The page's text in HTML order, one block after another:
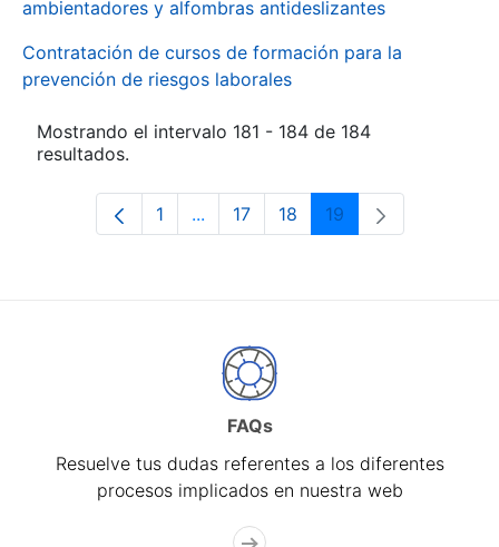
ambientadores y alfombras antideslizantes
Contratación de cursos de formación para la
prevención de riesgos laborales
Mostrando el intervalo 181 - 184 de 184
resultados.
Página
1 ...Páginas intermedias Use TAB para
Página
17 Página
18 Página
19
FAQs
Resuelve tus dudas referentes a los diferentes
procesos implicados en nuestra web